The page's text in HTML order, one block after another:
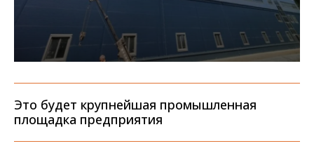
Это будет крупнейшая промышленная
площадка предприятия